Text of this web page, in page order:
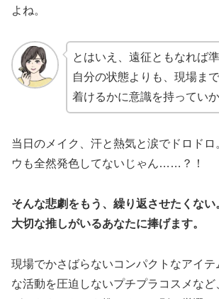
よね。
とはいえ、遠征ともなれば
自分の状態よりも、現場ま
着けるかに意識を持ってい
当日のメイク、汗と熱気と涙でドロドロ
ウも全然発色してないじゃん……？！
そんな悲劇をもう、繰り返させたくない
大切な推しがいるあなたに捧げます。
現場でかさばらないコンパクトなアイテ
な活動を圧迫しないプチプラコスメな